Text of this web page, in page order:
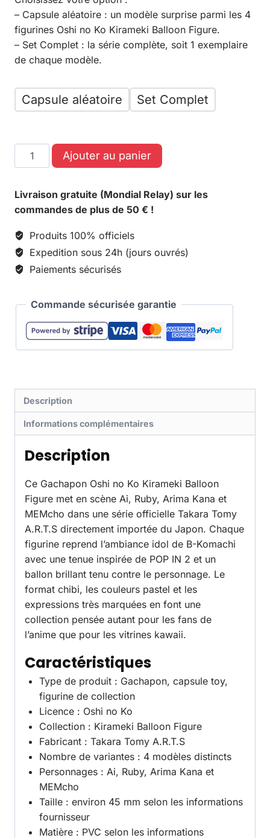
– Capsule aléatoire : un modèle surprise parmi les 4
figurines Oshi no Ko Kirameki Balloon Figure.
– Set Complet : la série complète, soit 1 exemplaire
de chaque modèle.
Capsule aléatoire Set Complet
Ajouter au panier
Livraison gratuite (Mondial Relay) sur les
commandes de plus de 50 € !
Produits 100% officiels
Expedition sous 24h (jours ouvrés)
Paiements sécurisés
Commande sécurisée garantie
Description
Informations complémentaires
Description
Ce Gachapon Oshi no Ko Kirameki Balloon
Figure met en scène Ai, Ruby, Arima Kana et
MEMcho dans une série officielle Takara Tomy
A.R.T.S directement importée du Japon. Chaque
figurine reprend l’ambiance idol de B-Komachi
avec une tenue inspirée de POP IN 2 et un
ballon brillant tenu contre le personnage. Le
format chibi, les couleurs pastel et les
expressions très marquées en font une
collection pensée autant pour les fans de
l’anime que pour les vitrines kawaii.
Caractéristiques
Type de produit : Gachapon, capsule toy,
figurine de collection
Licence : Oshi no Ko
Collection : Kirameki Balloon Figure
Fabricant : Takara Tomy A.R.T.S
Nombre de variantes : 4 modèles distincts
Personnages : Ai, Ruby, Arima Kana et
MEMcho
Taille : environ 45 mm selon les informations
fournisseur
Matière : PVC selon les informations